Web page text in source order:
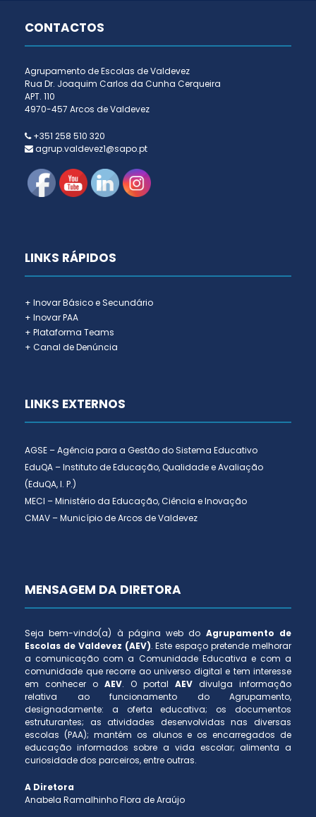
CONTACTOS
Agrupamento de Escolas de Valdevez
Rua Dr. Joaquim Carlos da Cunha Cerqueira
APT. 110
4970-457 Arcos de Valdevez
+351 258 510 320
agrup.valdevez1@sapo.pt
LINKS RÁPIDOS
+ Inovar Básico e Secundário
+ Inovar PAA
+ Plataforma Teams
+ Canal de Denúncia
LINKS EXTERNOS
AGSE – Agência para a Gestão do Sistema Educativo
EduQA – Instituto de Educação, Qualidade e Avaliação
(EduQA, I. P.)
MECI – Ministério da Educação, Ciência e Inovação
CMAV – Município de Arcos de Valdevez
MENSAGEM DA DIRETORA
Seja bem-vindo(a) à página web do Agrupamento de
Escolas de Valdevez (AEV). Este espaço pretende melhorar
a comunicação com a Comunidade Educativa e com a
comunidade que recorre ao universo digital e tem interesse
em conhecer o AEV. O portal AEV divulga informação
relativa ao funcionamento do Agrupamento,
designadamente: a oferta educativa; os documentos
estruturantes; as atividades desenvolvidas nas diversas
escolas (PAA); mantém os alunos e os encarregados de
educação informados sobre a vida escolar; alimenta a
curiosidade dos parceiros, entre outras.
A Diretora
Anabela Ramalhinho Flora de Araújo